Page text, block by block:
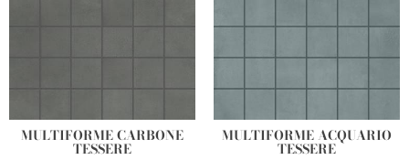
MULTIFORME CARBONE
TESSERE
MULTIFORME ACQUARIO
TESSERE